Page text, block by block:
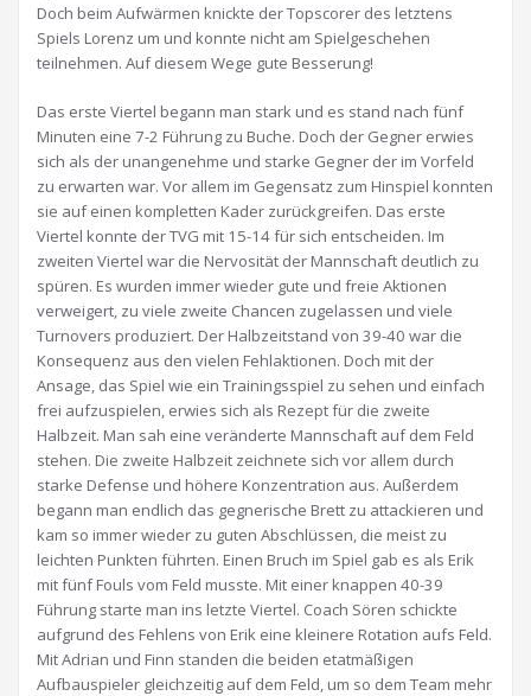
Doch beim Aufwärmen knickte der Topscorer des letztens
Spiels Lorenz um und konnte nicht am Spielgeschehen
teilnehmen. Auf diesem Wege gute Besserung!
Das erste Viertel begann man stark und es stand nach fünf
Minuten eine 7-2 Führung zu Buche. Doch der Gegner erwies
sich als der unangenehme und starke Gegner der im Vorfeld
zu erwarten war. Vor allem im Gegensatz zum Hinspiel konnten
sie auf einen kompletten Kader zurückgreifen. Das erste
Viertel konnte der TVG mit 15-14 für sich entscheiden. Im
zweiten Viertel war die Nervosität der Mannschaft deutlich zu
spüren. Es wurden immer wieder gute und freie Aktionen
verweigert, zu viele zweite Chancen zugelassen und viele
Turnovers produziert. Der Halbzeitstand von 39-40 war die
Konsequenz aus den vielen Fehlaktionen. Doch mit der
Ansage, das Spiel wie ein Trainingsspiel zu sehen und einfach
frei aufzuspielen, erwies sich als Rezept für die zweite
Halbzeit. Man sah eine veränderte Mannschaft auf dem Feld
stehen. Die zweite Halbzeit zeichnete sich vor allem durch
starke Defense und höhere Konzentration aus. Außerdem
begann man endlich das gegnerische Brett zu attackieren und
kam so immer wieder zu guten Abschlüssen, die meist zu
leichten Punkten führten. Einen Bruch im Spiel gab es als Erik
mit fünf Fouls vom Feld musste. Mit einer knappen 40-39
Führung starte man ins letzte Viertel. Coach Sören schickte
aufgrund des Fehlens von Erik eine kleinere Rotation aufs Feld.
Mit Adrian und Finn standen die beiden etatmäßigen
Aufbauspieler gleichzeitig auf dem Feld, um so dem Team mehr